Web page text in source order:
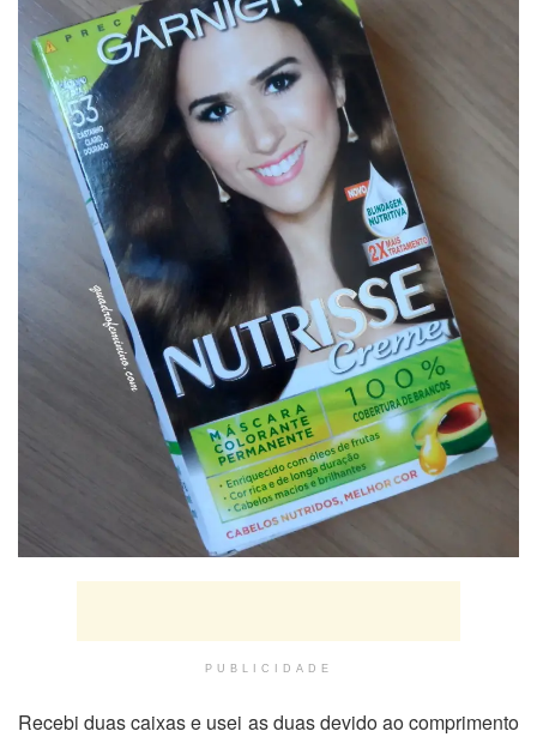
PUBLICIDADE
Recebi duas caixas e usei as duas devido ao comprimento